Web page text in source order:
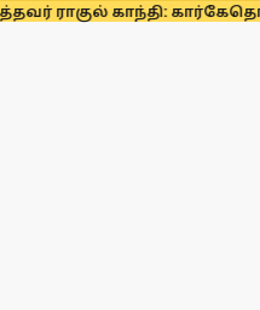
காந்தி: கார்கேதொகுதி